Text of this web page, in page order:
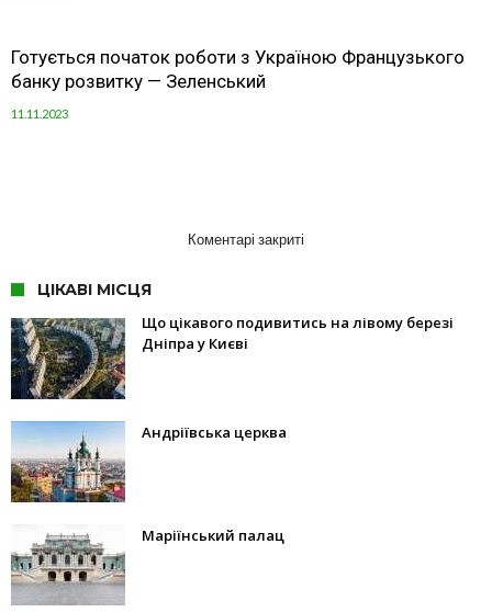
Готується початок роботи з Україною Французького
банку розвитку — Зеленський
11.11.2023
Коментарі закриті
ЦІКАВІ МІСЦЯ
Що цікавого подивитись на лівому березі
Дніпра у Києві
Андріївська церква
Маріїнський палац